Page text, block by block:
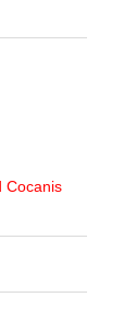
Cocanis